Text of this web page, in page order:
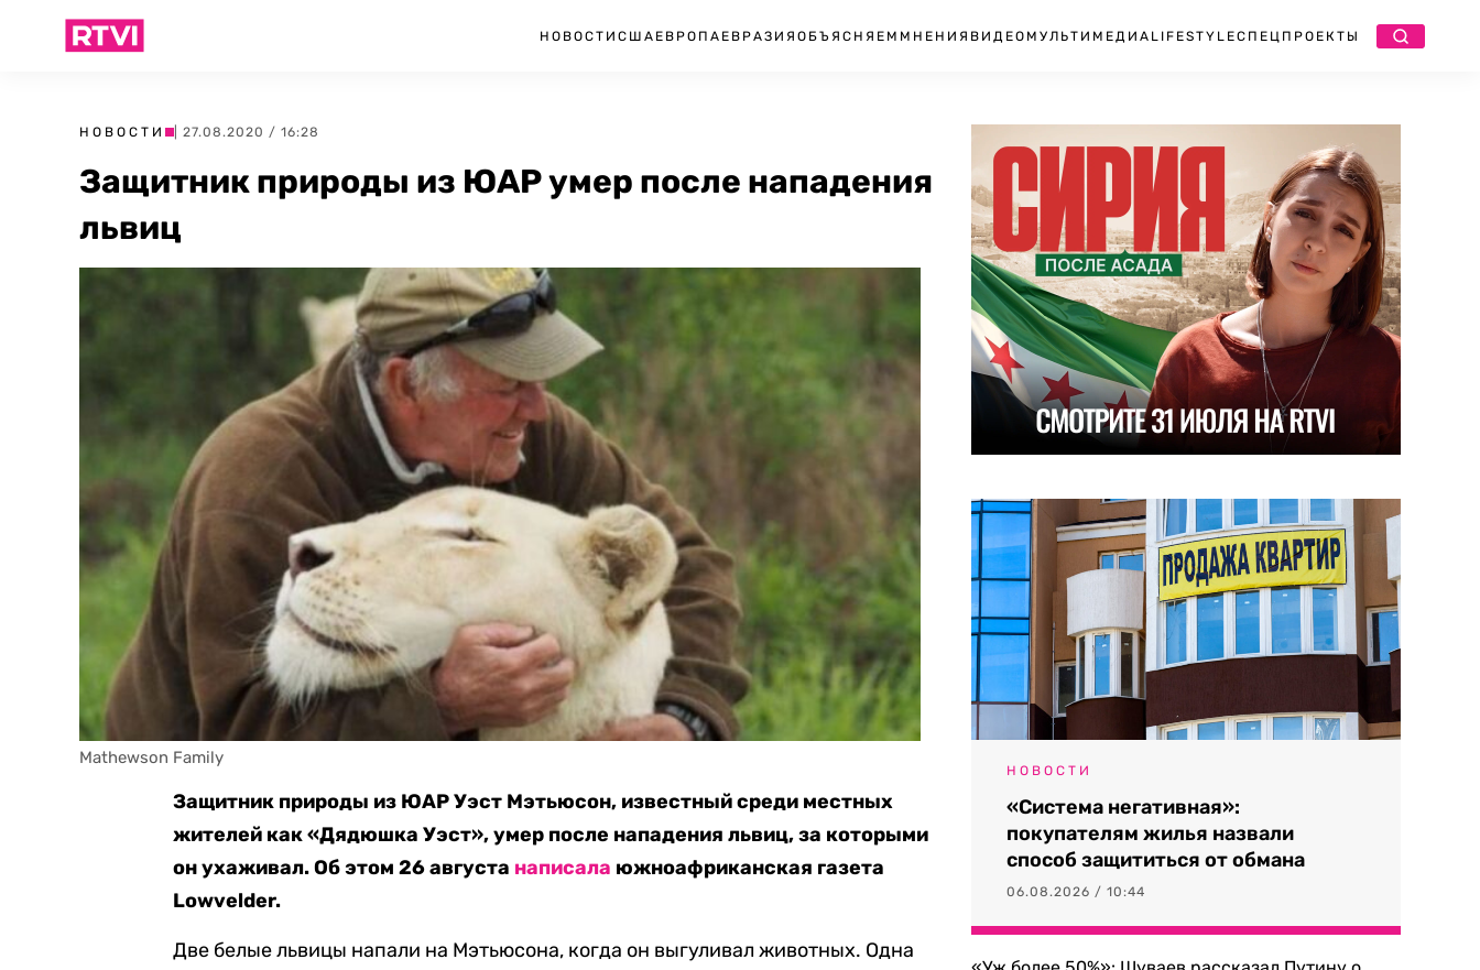
НОВОСТИ США ЕВРОПА ЕВРАЗИЯ ОБЪЯСНЯЕМ МНЕНИЯ ВИДЕО МУЛЬТИМЕДИА LIFESTYLEСПЕЦПРОЕКТЫ
НОВОСТИ | 27.08.2020 / 16:28
Защитник природы из ЮАР умер после нападения
львиц
Mathewson Family
Защитник природы из ЮАР Уэст Мэтьюсон, известный среди местных
жителей как «Дядюшка Уэст», умер после нападения львиц, за которыми
он ухаживал. Об этом 26 августа написала южноафриканская газета
Lowvelder.
Две белые львицы напали на Мэтьюсона, когда он выгуливал животных. Одна
НОВОСТИ
«Система негативная»:
покупателям жилья назвали
способ защититься от обмана
06.08.2026 / 10:44